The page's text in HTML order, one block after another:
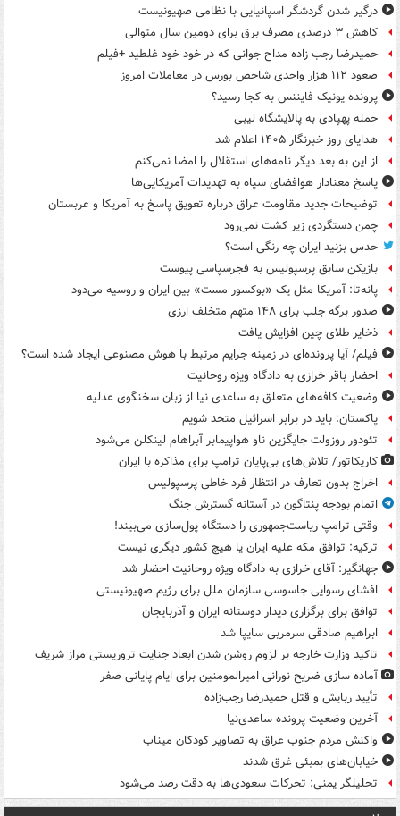
درگیر شدن گردشگر اسپانیایی با نظامی صهیونیست
کاهش ۳ درصدی مصرف برق برای دومین سال متوالی
حمیدرضا رجب زاده مداح جوانی که در خود خود غلطید +فیلم
صعود ۱۱۲ هزار واحدی شاخص بورس در معاملات امروز
پرونده یونیک فایننس به کجا رسید؟
حمله پهپادی به پالایشگاه لیبی
هدایای روز خبرنگار ۱۴۰۵ اعلام شد
از این به بعد دیگر نامه‌های استقلال را امضا نمی‌کنم
پاسخ معنادار هوافضای سپاه به تهدیدات آمریکایی‌ها
توضیحات جدید مقاومت عراق درباره تعویق پاسخ به آمریکا و عربستان
چمن دستگردی زیر کشت نمی‌رود
حدس بزنید ایران چه رنگی است؟
بازیکن سابق پرسپولیس به فجرسپاسی پیوست
پانه‌تا: آمریکا مثل یک «بوکسور مست» بین ایران و روسیه می‌دود
صدور برگه جلب برای ۱۴۸ متهم متخلف ارزی
ذخایر طلای چین افزایش یافت
فیلم/ آیا پرونده‌ای در زمینه جرایم مرتبط با هوش مصنوعی ایجاد شده است؟
احضار باقر خرازی به دادگاه ویژه روحانیت
وضعیت کافه‌های متعلق به ساعدی نیا از زبان سخنگوی عدلیه
پاکستان: باید در برابر اسرائیل متحد شویم
تئودور روزولت جایگزین ناو هواپیمابر آبراهام لینکلن می‌شود
کاریکاتور/ تلاش‌های بی‌پایان ترامپ برای مذاکره با ایران
اخراج بدون تعارف در انتظار فرد خاطی پرسپولیس
اتمام بودجه پنتاگون در آستانه گسترش جنگ
وقتی ترامپ ریاست‌جمهوری را دستگاه پول‌سازی می‌بیند!
ترکیه: توافق مکه علیه ایران یا هیچ کشور دیگری نیست
جهانگیر: آقای خرازی به دادگاه ویژه روحانیت احضار شد
افشای رسوایی جاسوسی سازمان ملل برای رژیم صهیونیستی
توافق برای برگزاری دیدار دوستانه ایران و آذربایجان
ابراهیم صادقی سرمربی سایپا شد
تاکید وزارت خارجه بر لزوم روشن شدن ابعاد جنایت تروریستی مراز شریف
آماده سازی ضریح نورانی امیرالمومنین برای ایام پایانی صفر
تأیید ربایش و قتل حمیدرضا رجب‌زاده
آخرین وضعیت پرونده ساعدی‌نیا
واکنش مردم جنوب عراق به تصاویر کودکان میناب
خیابان‌های بمبئی غرق شدند
تحلیلگر یمنی: تحرکات سعودی‌ها به دقت رصد می‌شود